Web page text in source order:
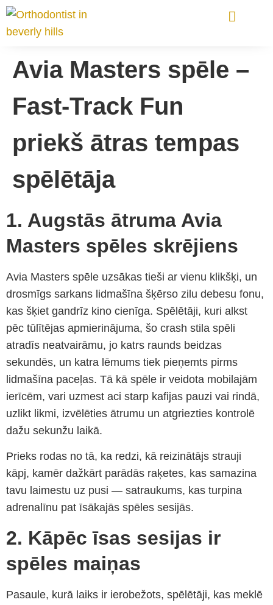
Avia Masters spēle –
Fast‑Track Fun
priekš ātras tempas
spēlētāja
1. Augstās ātruma Avia
Masters spēles skrējiens
Avia Masters spēle uzsākas tieši ar vienu klikšķi, un
drosmīgs sarkans lidmašīna šķērso zilu debesu fonu,
kas šķiet gandrīz kino cienīga. Spēlētāji, kuri alkst
pēc tūlītējas apmierinājuma, šo crash stila spēli
atradīs neatvairāmu, jo katrs raunds beidzas
sekundēs, un katra lēmums tiek pieņemts pirms
lidmašīna paceļas. Tā kā spēle ir veidota mobilajām
ierīcēm, vari uzmest aci starp kafijas pauzi vai rindā,
uzlikt likmi, izvēlēties ātrumu un atgriezties kontrolē
dažu sekunžu laikā.
Prieks rodas no tā, ka redzi, kā reizinātājs strauji
kāpj, kamēr dažkārt parādās raķetes, kas samazina
tavu laimestu uz pusi — satraukums, kas turpina
adrenalīnu pat īsākajās spēles sesijās.
2. Kāpēc īsas sesijas ir
spēles maiņas
Pasaule, kurā laiks ir ierobežots, spēlētāji, kas meklē